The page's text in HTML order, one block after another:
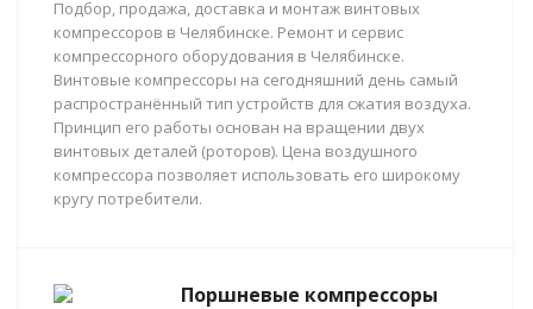
Подбор, продажа, доставка и монтаж винтовых
компрессоров в Челябинске. Ремонт и сервис
компрессорного оборудования в Челябинске.
Винтовые компрессоры на сегодняшний день самый
распространённый тип устройств для сжатия воздуха.
Принцип его работы основан на вращении двух
винтовых деталей (роторов). Цена воздушного
компрессора позволяет использовать его широкому
кругу потребители.
Поршневые компрессоры